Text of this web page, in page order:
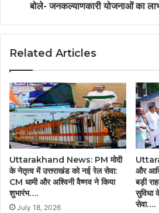
बोले- जनकल्याणकारी योजनाओं का
Related Articles
Uttarakhand News: PM मोदी
के नेतृत्व में उत्तराखंड को नई रेल सेवा:
CM धामी और अश्विनी वैष्णव ने किया
शुभारंभ….
July 18, 2026
और
बड़ी
सुविधा
सेवा….